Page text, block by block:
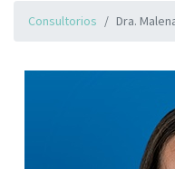
Consultorios Dra.